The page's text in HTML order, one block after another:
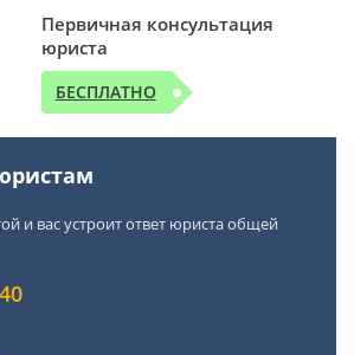
Первичная консультация
юриста
БЕСПЛАТНО
и вас устроит ответ юриста общей